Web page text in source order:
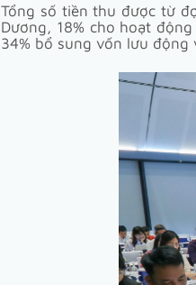
Tổng số tiền thu được từ
Dương, 18% cho hoạt
34% bổ sung vốn lưu